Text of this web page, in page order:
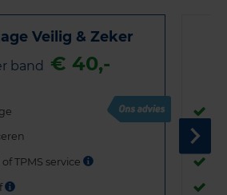
Veilig & Zeker
band € 40,-
TPMS service